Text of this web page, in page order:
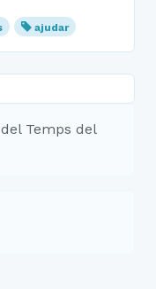
ajudar
Temps del